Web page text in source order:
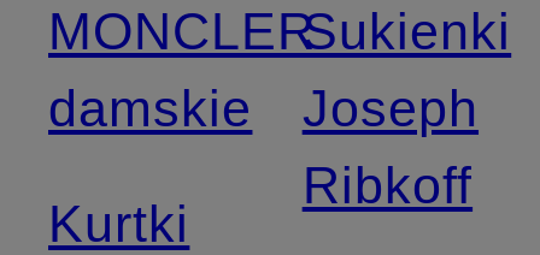
MONCLER
damskie
Kurtki
Sukienki
Joseph
Ribkoff